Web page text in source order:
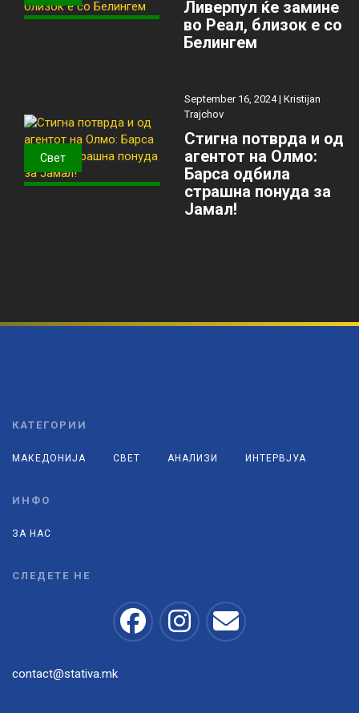
Ливерпул ќе замине
во Реал, близок е со
Белингем
Свет
September 16, 2024 | Kristijan
Trajchov
Стигна потврда и од
агентот на Олмо:
Барса одбила
страшна понуда за
Јамал!
КАТЕГОРИИ
МАКЕДОНИЈА СВЕТ АНАЛИЗИ ИНТЕРВЈУА
ИНФО
ЗА НАС
СЛЕДЕТЕ НЕ
contact@stativa.mk